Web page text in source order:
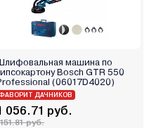
машина по
Bosch GTR 550
(06017D4020)
ДАЧНИКОВ
056.71 руб.
руб.